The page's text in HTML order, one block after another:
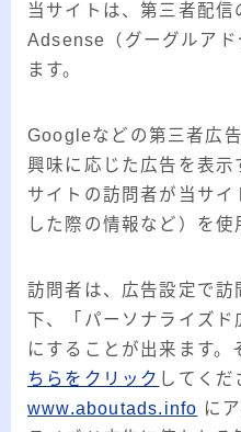
当サイトは、第三者配
Adsense（グーグルア
ます。
Googleなどの第三者広
興味に応じた広告を表
サイトの訪問者が当サイ
した際の情報など）を使
訪問者は、広告設定で訪
下、「パーソナライズド
にすることが出来ます。
ちらをクリック してくだ
www.aboutads.info に